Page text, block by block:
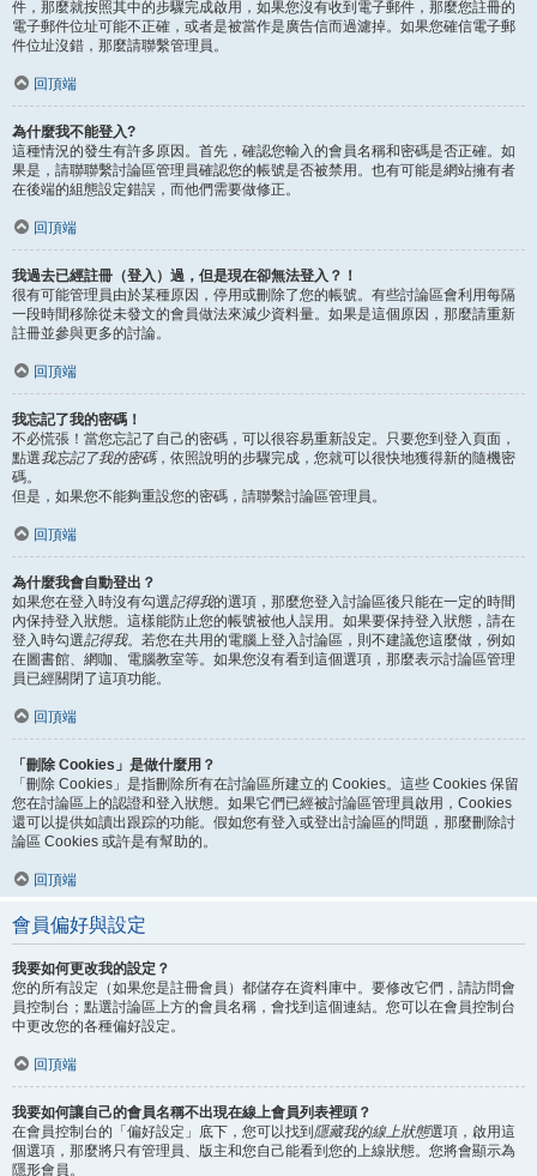
件，那麼就按照其中的步驟完成啟用，如果您沒有收到電子郵件，那麼您註冊的
電子郵件位址可能不正確，或者是被當作是廣告信而過濾掉。如果您確信電子郵
件位址沒錯，那麼請聯繫管理員。
回頂端
為什麼我不能登入?
這種情況的發生有許多原因。首先，確認您輸入的會員名稱和密碼是否正確。如
果是，請聯聯繫討論區管理員確認您的帳號是否被禁用。也有可能是網站擁有者
在後端的組態設定錯誤，而他們需要做修正。
回頂端
我過去已經註冊（登入）過，但是現在卻無法登入？！
很有可能管理員由於某種原因，停用或刪除了您的帳號。有些討論區會利用每隔
一段時間移除從未發文的會員做法來減少資料量。如果是這個原因，那麼請重新
註冊並參與更多的討論。
回頂端
我忘記了我的密碼！
不必慌張！當您忘記了自己的密碼，可以很容易重新設定。只要您到登入頁面，
點選我忘記了我的密碼，依照說明的步驟完成，您就可以很快地獲得新的隨機密
碼。
但是，如果您不能夠重設您的密碼，請聯繫討論區管理員。
回頂端
為什麼我會自動登出？
如果您在登入時沒有勾選記得我的選項，那麼您登入討論區後只能在一定的時間
內保持登入狀態。這樣能防止您的帳號被他人誤用。如果要保持登入狀態，請在
登入時勾選記得我。若您在共用的電腦上登入討論區，則不建議您這麼做，例如
在圖書館、網咖、電腦教室等。如果您沒有看到這個選項，那麼表示討論區管理
員已經關閉了這項功能。
回頂端
「刪除 Cookies」是做什麼用？
「刪除 Cookies」是指刪除所有在討論區所建立的 Cookies。這些 Cookies 保留
您在討論區上的認證和登入狀態。如果它們已經被討論區管理員啟用，Cookies
還可以提供如讀出跟踪的功能。假如您有登入或登出討論區的問題，那麼刪除討
論區 Cookies 或許是有幫助的。
回頂端
會員偏好與設定
我要如何更改我的設定？
您的所有設定（如果您是註冊會員）都儲存在資料庫中。要修改它們，請訪問會
員控制台；點選討論區上方的會員名稱，會找到這個連結。您可以在會員控制台
中更改您的各種偏好設定。
回頂端
我要如何讓自己的會員名稱不出現在線上會員列表裡頭？
在會員控制台的「偏好設定」底下，您可以找到 隱藏我的線上狀態選項，啟用這
個選項，那麼將只有管理員、版主和您自己能看到您的上線狀態。您將會顯示為
隱形會員。